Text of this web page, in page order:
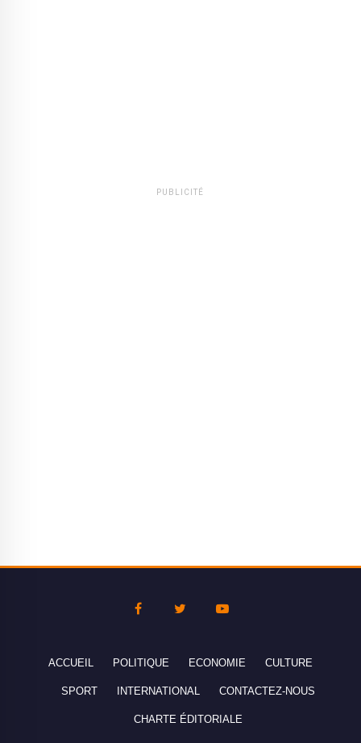
PUBLICITÉ
ACCUEIL POLITIQUE ECONOMIE CULTURE
SPORT INTERNATIONAL CONTACTEZ-NOUS
CHARTE ÉDITORIALE